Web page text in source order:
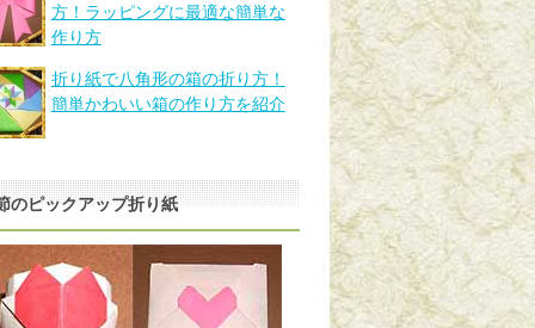
方！ラッピングに最適な簡単な
作り方
折り紙で八角形の箱の折り方！
簡単かわいい箱の作り方を紹介
のピックアップ折り紙